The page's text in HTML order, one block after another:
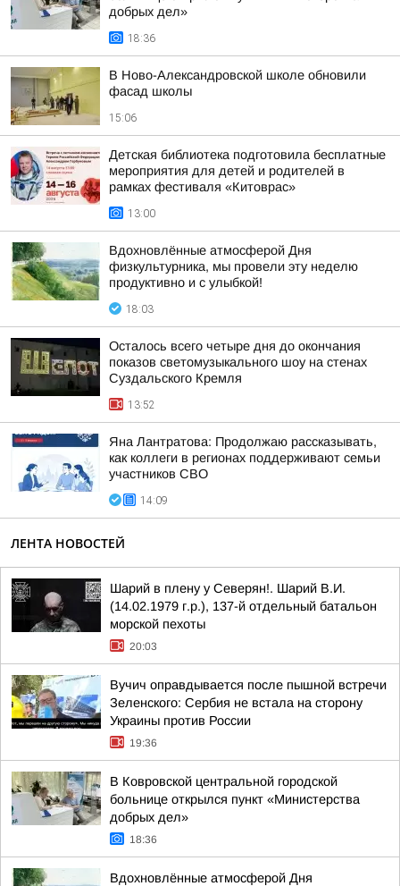
добрых дел»
18:36
В Ново-Александровской школе обновили
фасад школы
15:06
Детская библиотека подготовила бесплатные
мероприятия для детей и родителей в
рамках фестиваля «Китоврас»
13:00
Вдохновлённые атмосферой Дня
физкультурника, мы провели эту неделю
продуктивно и с улыбкой!
18:03
Осталось всего четыре дня до окончания
показов светомузыкального шоу на стенах
Суздальского Кремля
13:52
Яна Лантратова: Продолжаю рассказывать,
как коллеги в регионах поддерживают семьи
участников СВО
14:09
ЛЕНТА НОВОСТЕЙ
Шарий в плену у Северян!. Шарий В.И.
(14.02.1979 г.р.), 137-й отдельный батальон
морской пехоты
20:03
Вучич оправдывается после пышной встречи
Зеленского: Сербия не встала на сторону
Украины против России
19:36
В Ковровской центральной городской
больнице открылся пункт «Министерства
добрых дел»
18:36
Вдохновлённые атмосферой Дня